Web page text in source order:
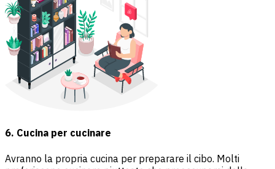
6. Cucina per cucinare
Avranno la propria cucina per preparare il cibo. Molti